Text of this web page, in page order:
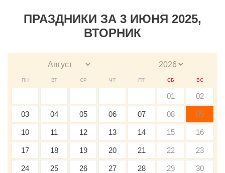
ПРАЗДНИКИ ЗА 3 ИЮНЯ 2025,
ВТОРНИК
ПН ВТ СР ЧТ ПТ СБ ВС
01 02
03 04 05 06 07 08 09
10 11 12 13 14 15 16
17 18 19 20 21 22 23
24 25 26 27 28 29 30